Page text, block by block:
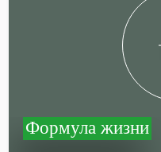
Формула жизни